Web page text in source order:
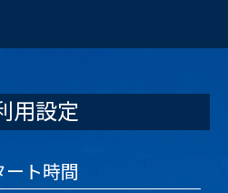
用設定
ート時間